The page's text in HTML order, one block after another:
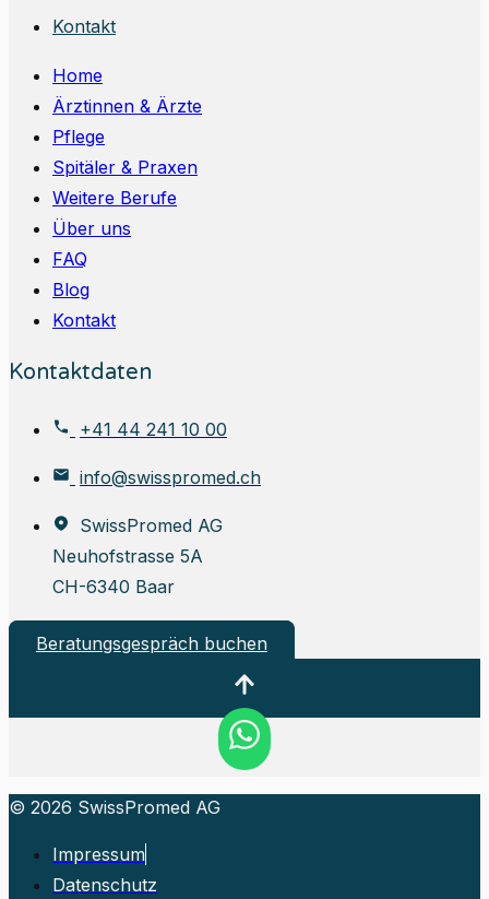
Kontakt
Home
Ärztinnen & Ärzte
Pflege
Spitäler & Praxen
Weitere Berufe
Über uns
FAQ
Blog
Kontakt
Kontaktdaten
+41 44 241 10 00
info@swisspromed.ch
SwissPromed AG
Neuhofstrasse 5A
CH-6340 Baar
Beratungsgespräch buchen
© 2026 SwissPromed AG
Impressum
Datenschutz